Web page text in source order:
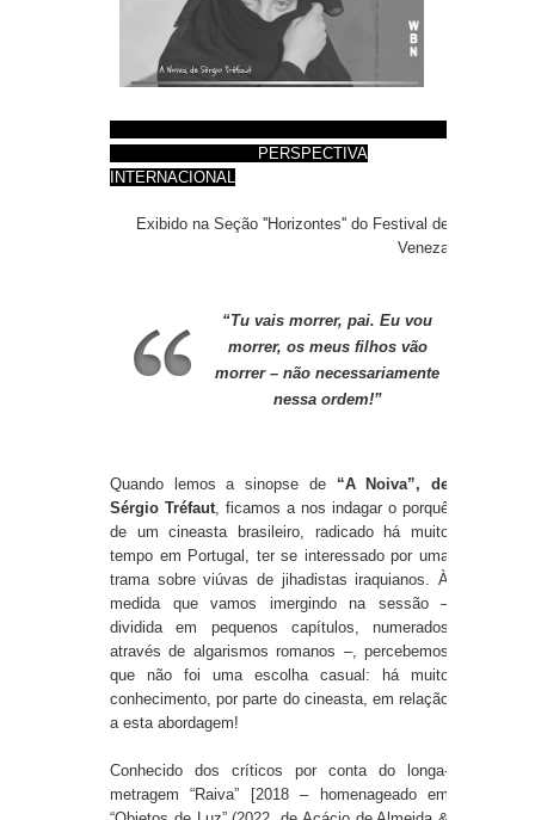
PERSPECTIVA
INTERNACIONAL
Exibido na Seção ''Horizontes'' do Festival de
Veneza
“Tu vais morrer, pai. Eu vou
morrer, os meus filhos vão
morrer – não necessariamente
nessa ordem!”
Quando lemos a sinopse de “A Noiva”, de
Sérgio Tréfaut, ficamos a nos indagar o porquê
de um cineasta brasileiro, radicado há muito
tempo em Portugal, ter se interessado por uma
trama sobre viúvas de jihadistas iraquianos. À
medida que vamos imergindo na sessão –
dividida em pequenos capítulos, numerados
através de algarismos romanos –, percebemos
que não foi uma escolha casual: há muito
conhecimento, por parte do cineasta, em relação
a esta abordagem!
Conhecido dos críticos por conta do longa-
metragem “Raiva” [2018 – homenageado em